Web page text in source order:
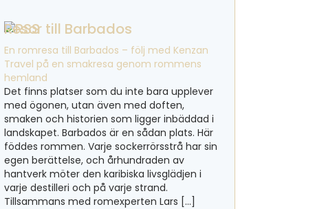
Resor till Barbados
En romresa till Barbados – följ med Kenzan
Travel på en smakresa genom rommens
hemland
Det finns platser som du inte bara upplever
med ögonen, utan även med doften,
smaken och historien som ligger inbäddad i
landskapet. Barbados är en sådan plats. Här
föddes rommen. Varje sockerrörsstrå har sin
egen berättelse, och århundraden av
hantverk möter den karibiska livsglädjen i
varje destilleri och på varje strand.
Tillsammans med romexperten Lars […]